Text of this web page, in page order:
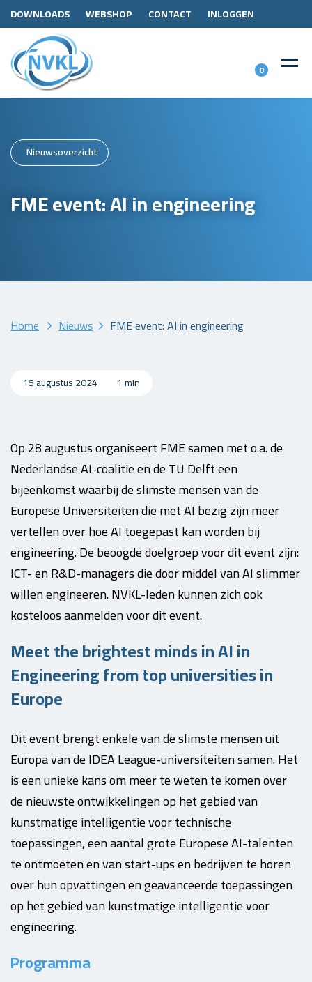
DOWNLOADS WEBSHOP CONTACT INLOGGEN
0
Nieuwsoverzicht
FME event: AI in engineering
Home Nieuws FME event: AI in engineering
15 augustus 2024 1 min
Op 28 augustus organiseert FME samen met o.a. de
Nederlandse AI-coalitie en de TU Delft een
bijeenkomst waarbij de slimste mensen van de
Europese Universiteiten die met AI bezig zijn meer
vertellen over hoe AI toegepast kan worden bij
engineering. De beoogde doelgroep voor dit event zijn:
ICT- en R&D-managers die door middel van AI slimmer
willen engineeren. NVKL-leden kunnen zich ook
kosteloos aanmelden voor dit event.
Meet the brightest minds in AI in
Engineering from top universities in
Europe
Dit event brengt enkele van de slimste mensen uit
Europa van de IDEA League-universiteiten samen. Het
is een unieke kans om meer te weten te komen over
de nieuwste ontwikkelingen op het gebied van
kunstmatige intelligentie voor technische
toepassingen, een aantal grote Europese AI-talenten
te ontmoeten en van start-ups en bedrijven te horen
over hun opvattingen en geavanceerde toepassingen
op het gebied van kunstmatige intelligentie voor
engineering.
Programma